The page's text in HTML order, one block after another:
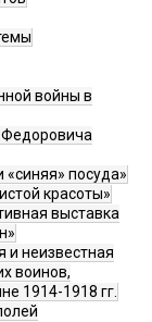
войны в
Федоровича
«синяя» посуда»
красоты»
выставка
и неизвестная
воинов,
1914-1918 гг.